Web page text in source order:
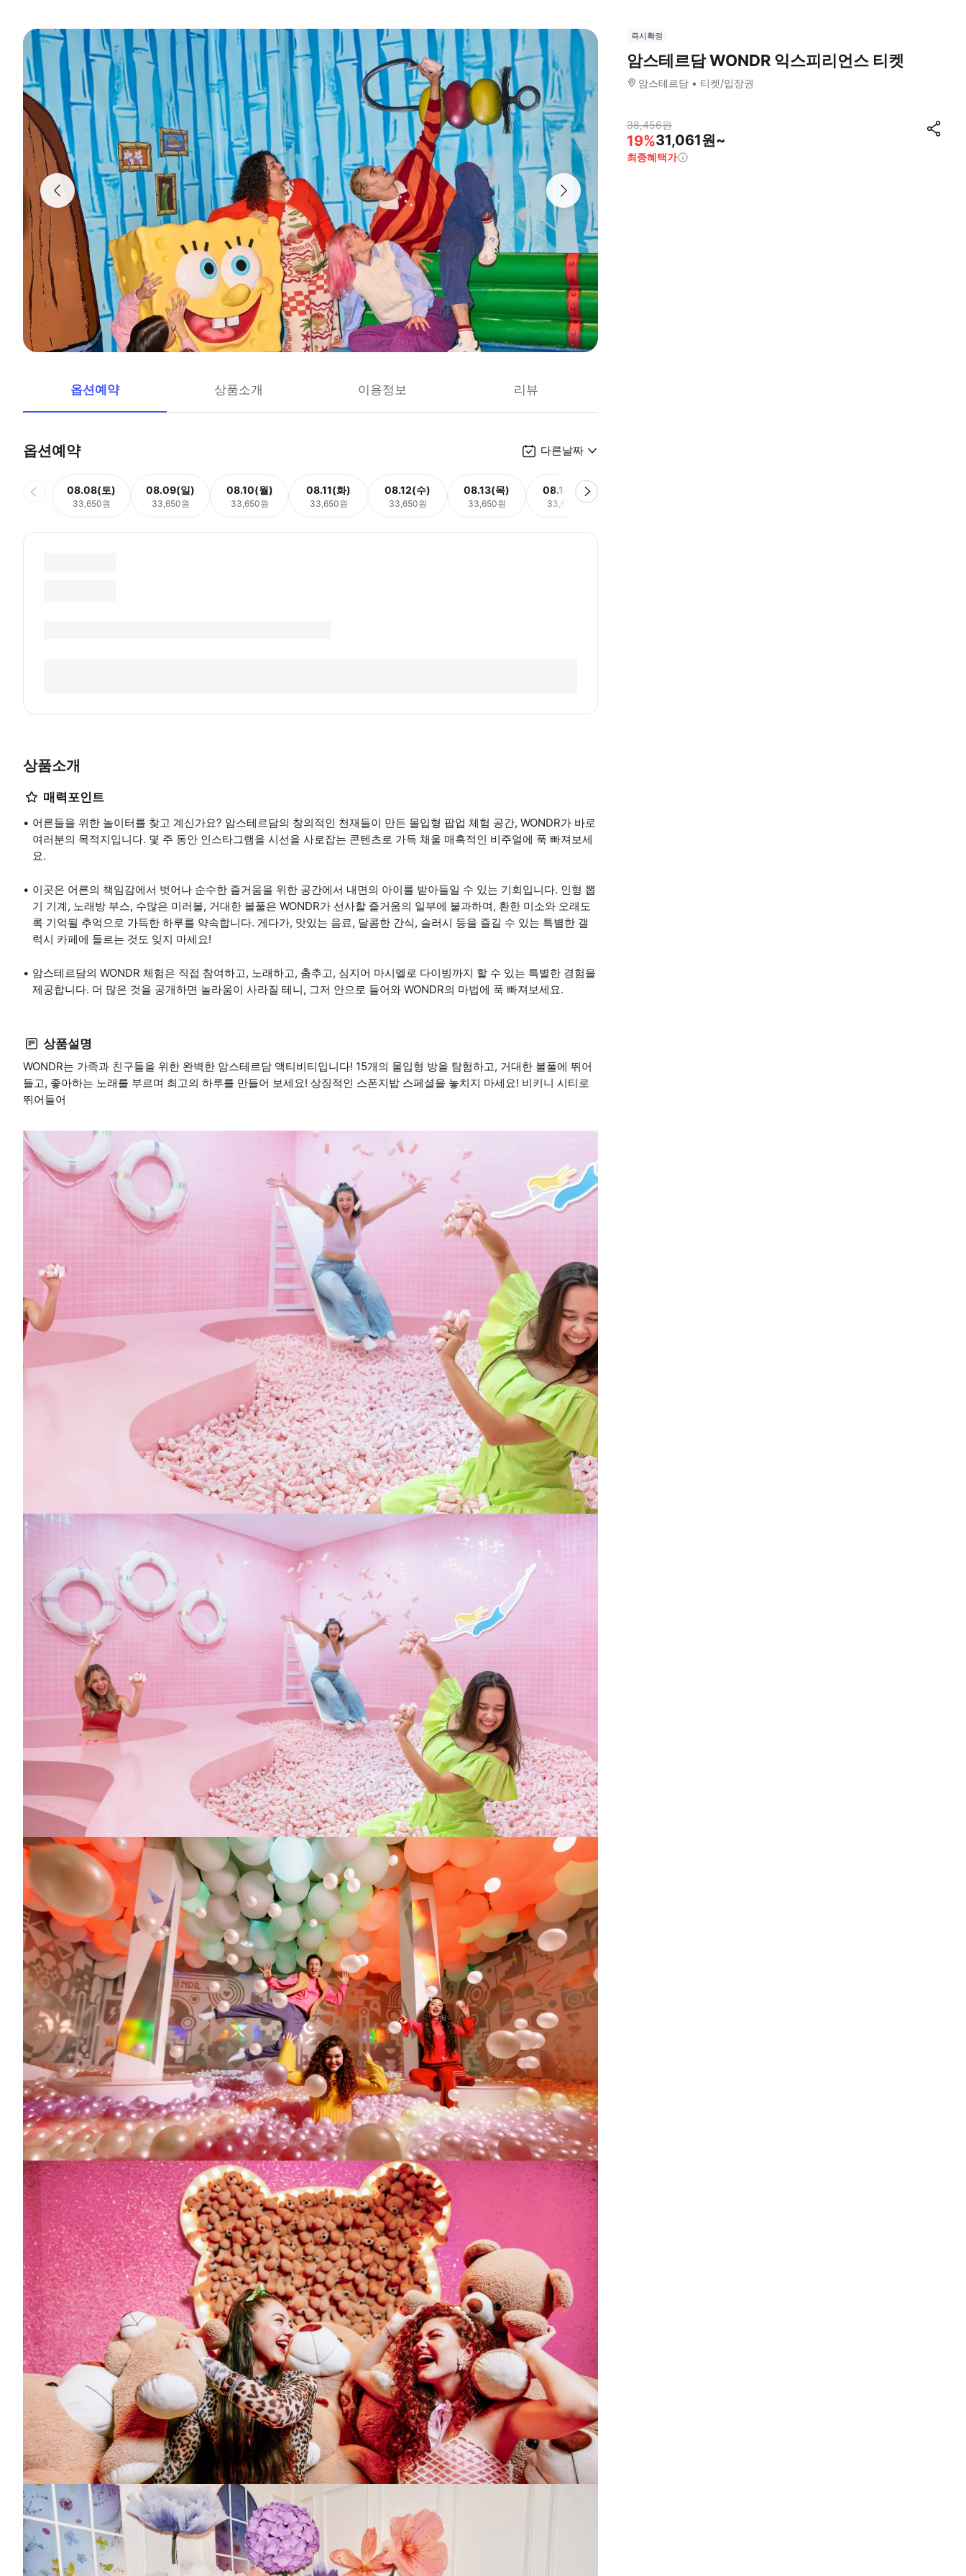
옵션예약 상품소개 이용정보 리뷰
옵션예약 다른날짜
08.08(토)
33,650원
08.09(일)
33,650원
08.10(월)
33,650원
08.11(화)
33,650원
08.12(수)
33,650원
08.13(목)
33,650원
08.14(금)
33,650원
상품소개
매력포인트
어른들을 위한 놀이터를 찾고 계신가요? 암스테르담의 창의적인 천재들이 만든 몰입형 팝업 체험 공간, WONDR가 바로
여러분의 목적지입니다. 몇 주 동안 인스타그램을 시선을 사로잡는 콘텐츠로 가득 채울 매혹적인 비주얼에 푹 빠져보세
요.
이곳은 어른의 책임감에서 벗어나 순수한 즐거움을 위한 공간에서 내면의 아이를 받아들일 수 있는 기회입니다. 인형 뽑
기 기계, 노래방 부스, 수많은 미러볼, 거대한 볼풀은 WONDR가 선사할 즐거움의 일부에 불과하며, 환한 미소와 오래도
록 기억될 추억으로 가득한 하루를 약속합니다. 게다가, 맛있는 음료, 달콤한 간식, 슬러시 등을 즐길 수 있는 특별한 갤
럭시 카페에 들르는 것도 잊지 마세요!
암스테르담의 WONDR 체험은 직접 참여하고, 노래하고, 춤추고, 심지어 마시멜로 다이빙까지 할 수 있는 특별한 경험을
제공합니다. 더 많은 것을 공개하면 놀라움이 사라질 테니, 그저 안으로 들어와 WONDR의 마법에 푹 빠져보세요.
상품설명
WONDR는 가족과 친구들을 위한 완벽한 암스테르담 액티비티입니다! 15개의 몰입형 방을 탐험하고, 거대한 볼풀에 뛰어
들고, 좋아하는 노래를 부르며 최고의 하루를 만들어 보세요! 상징적인 스폰지밥 스페셜을 놓치지 마세요! 비키니 시티로
뛰어들어
즉시확정
암스테르담 WONDR 익스피리언스 티켓
암스테르담 티켓/입장권
38,456원
19%31,061원~
최종혜택가